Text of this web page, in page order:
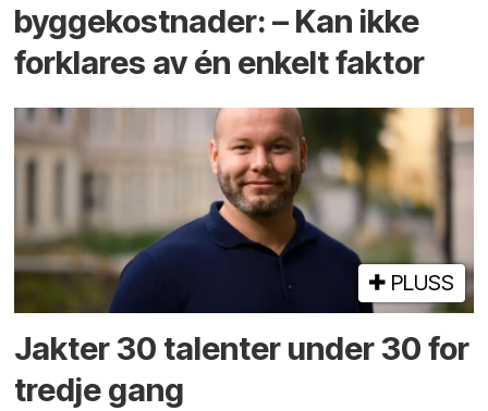
byggekostnader: – Kan ikke
forklares av én enkelt faktor
PLUSS
Jakter 30 talenter under 30 for
tredje gang